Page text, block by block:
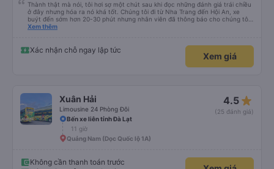
Thành thật mà nói, tôi hơi sợ một chút sau khi đọc những đánh giá trái chiều
ở đây nhưng hóa ra nó khá tốt. Chúng tôi đi từ Nha Trang đến Hội An, xe
buýt đến sớm hơn 20-30 phút nhưng nhân viên đã thông báo cho chúng tôi
trước 30 phút. Nhân viên bên trong cùng với tài xế thực sự tốt bụng, họ giúp
mà không bấm còi quá nhiều nhưng đừng mong đợi có giấc ngủ ngon vì
đường gập ghềnh và có nhiều khúc cua. Có 3-4 điểm dừng vệ sinh nhanh
chóng và xe buýt đến Hội An vào khoảng thời gian đã hứa. Tôi không biết liệu
Xem thêm
Xác nhận chỗ ngay lập tức
Xem giá
Xuân Hải
Limousine 24 Phòng Đôi
4.5 star_rate
(25 đánh giá)
Bến xe liên tỉnh Đà Lạt
11 giờ
Quảng Nam (Dọc Quốc lộ 1A)
Không cần thanh toán trước